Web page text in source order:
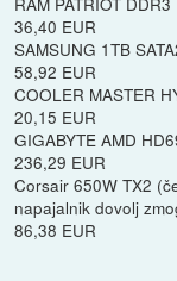
36,40 EUR
SAMSUNG 1TB
58,92 EUR
COOLER MASTER
20,15 EUR
GIGABYTE AMD
236,29 EUR
Corsair 650W TX2
napajalnik dovolj
86,38 EUR